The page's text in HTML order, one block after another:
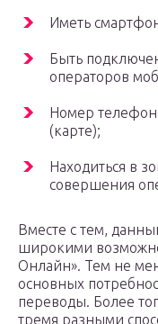
Иметь
Быть
операторов
Номер
(карте);
Находиться в
совершения
Вместе с тем,
широкими
Онлайн». Тем не
основных
переводы. Более
тремя разными